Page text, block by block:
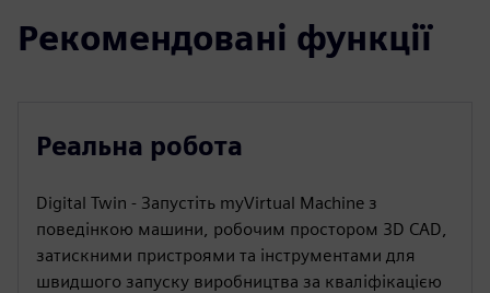
Рекомендовані функції
Реальна робота
Digital Twin - Запустіть myVirtual Machine з
поведінкою машини, робочим простором 3D CAD,
затискними пристроями та інструментами для
швидшого запуску виробництва за кваліфікацією